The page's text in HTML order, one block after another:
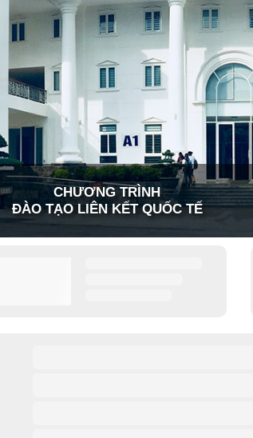
CHƯƠNG TRÌNH
ĐÀO TẠO LIÊN KẾT QUỐC TẾ